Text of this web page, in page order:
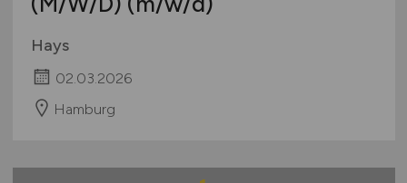
Hays
02.03.2026
Hamburg